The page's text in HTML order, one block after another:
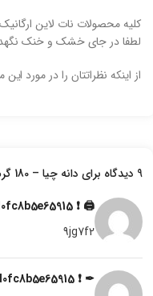
کلیه محصولات نات لاین
لطفا در جای خشک و خنک
از اینکه نظراتتان را در مورد
9 دیدگاه برای
دانه چیا – 180 گرم
🖨 ❗ Important – 1.3 Bitcoin transfer canceled. Resend here > https://graph.org/Get-your-BTC-09-04?hs=b94b3954c6f062bce15d0fc8b5e65915& 🖨
9jg7f2
✒ ❗ Verification Needed: 0.2 Bitcoin transaction held. Resume now > https://graph.org/UNLOCK-CRYPTO-ASSETS-07-23?hs=b94b3954c6f062bce15d0fc8b5e65915& ✒